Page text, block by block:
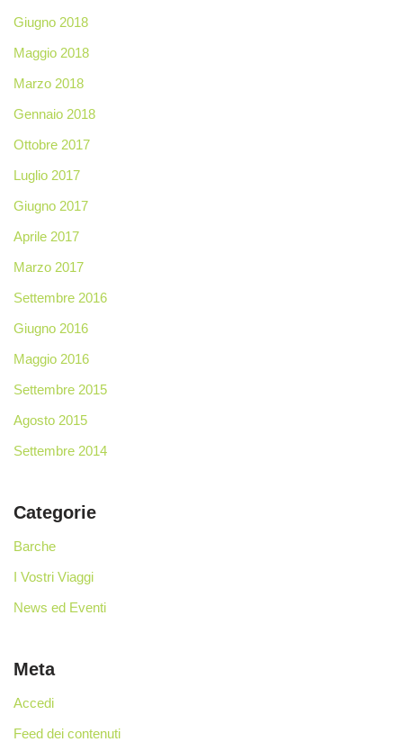
Giugno 2018
Maggio 2018
Marzo 2018
Gennaio 2018
Ottobre 2017
Luglio 2017
Giugno 2017
Aprile 2017
Marzo 2017
Settembre 2016
Giugno 2016
Maggio 2016
Settembre 2015
Agosto 2015
Settembre 2014
Categorie
Barche
I Vostri Viaggi
News ed Eventi
Meta
Accedi
Feed dei contenuti